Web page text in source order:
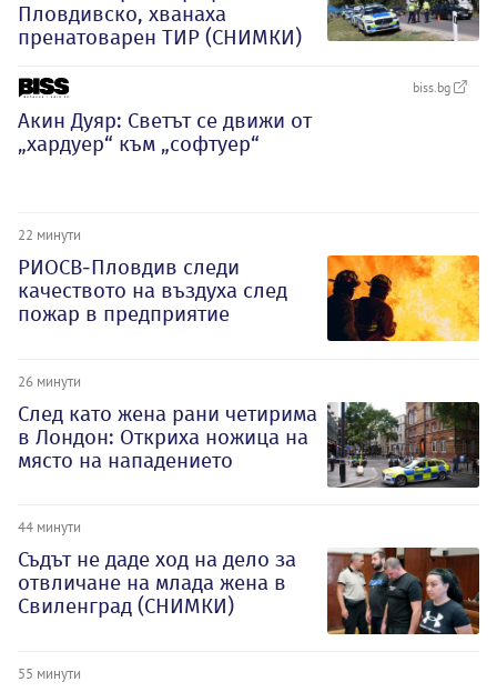
Пловдивско, хванаха
пренатоварен ТИР (СНИМКИ)
biss.bg
Акин Дуяр: Светът се движи от
„хардуер“ към „софтуер“
22 минути
РИОСВ-Пловдив следи
качеството на въздуха след
пожар в предприятие
26 минути
След като жена рани четирима
в Лондон: Откриха ножица на
място на нападението
44 минути
Съдът не даде ход на дело за
отвличане на млада жена в
Свиленград (СНИМКИ)
55 минути